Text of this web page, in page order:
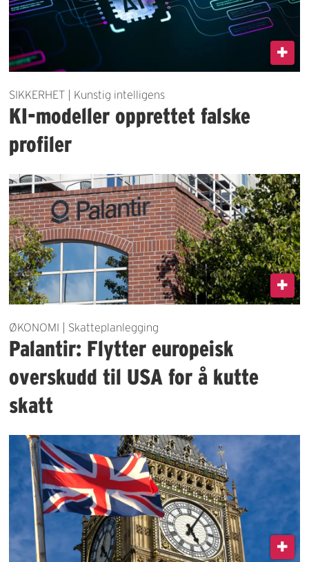
SIKKERHET | Kunstig intelligens
KI-modeller opprettet falske
profiler
ØKONOMI | Skatteplanlegging
Palantir: Flytter europeisk
overskudd til USA for å kutte
skatt